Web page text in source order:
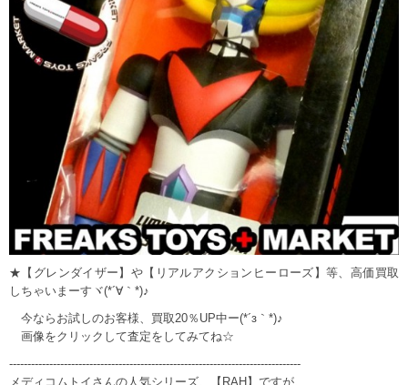
★【グレンダイザー】や【リアルアクションヒーローズ】等、高価買取
しちゃいまーすヾ(*´∀｀*)♪
今ならお試しのお客様、買取20％UP中ー(*´з｀*)♪
画像をクリックして査定をしてみてね☆
--------------------------------------------------------------------------------
メディコムトイさんの人気シリーズ、【RAH】ですが、